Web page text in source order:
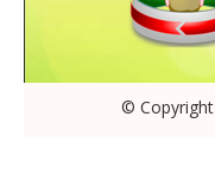
© Copyright